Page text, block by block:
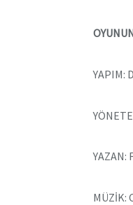
YAPIM:
YAZAN:
MÜZİK: